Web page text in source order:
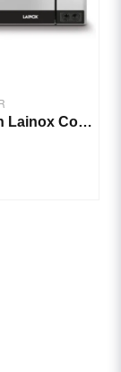
Kombiugn Lainox Compact Naboo GN 6x1/1